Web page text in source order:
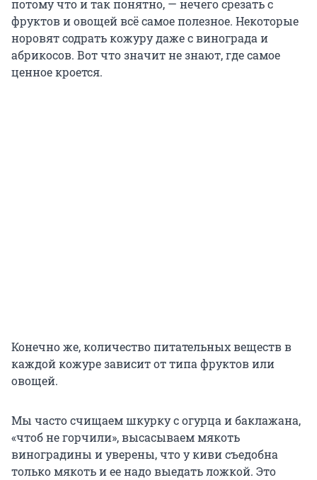
потому что и так понятно, — нечего срезать с
фруктов и овощей всё самое полезное. Некоторые
норовят содрать кожуру даже с винограда и
абрикосов. Вот что значит не знают, где самое
ценное кроется.
Конечно же, количество питательных веществ в
каждой кожуре зависит от типа фруктов или
овощей.
Мы часто счищаем шкурку с огурца и баклажана,
«чтоб не горчили», высасываем мякоть
виноградины и уверены, что у киви съедобна
только мякоть и ее надо выедать ложкой. Это